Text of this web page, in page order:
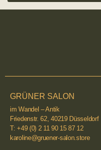
GRÜNER SALON
im Wandel – Antik
Friedenstr. 62, 40219 Düsseldorf
T: +49 (0) 2 11 90 15 87 12
karoline@gruener-salon.store